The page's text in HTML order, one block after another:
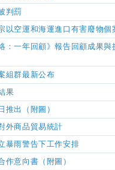
判罰
以空運和海運進口有害廢物個
：一年回顧》報告 回顧成果與
組群最新公布
果
推出（附圖）
外商品貿易統計
暴雨警告下工作安排
作意向書 （附圖）